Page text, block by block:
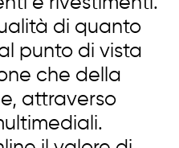
di quanto
punto di vista
che della
attraverso